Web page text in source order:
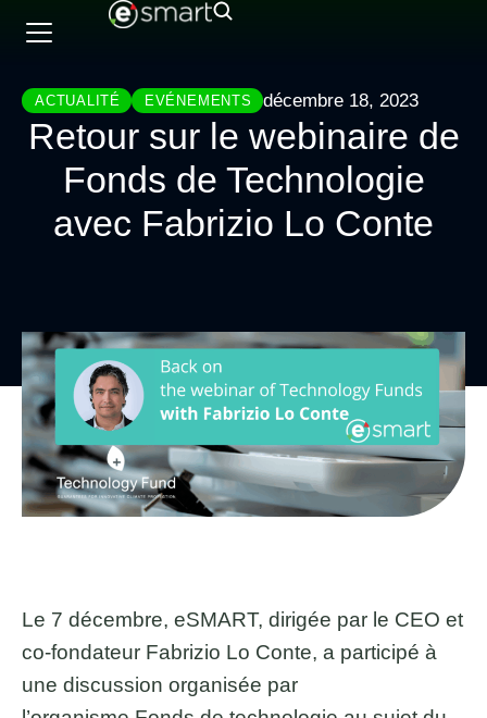
ACTUALITÉ EVÉNEMENTS décembre 18, 2023
Retour sur le webinaire de
Fonds de Technologie
avec Fabrizio Lo Conte
Le 7 décembre, eSMART, dirigée par le CEO et
co-fondateur Fabrizio Lo Conte, a participé à
une discussion organisée par